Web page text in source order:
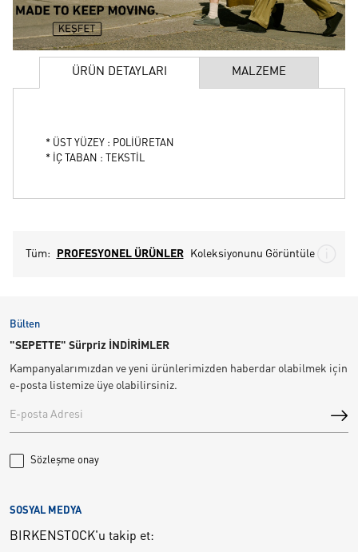
ÜRÜN DETAYLARI MALZEME
* ÜST YÜZEY : POLİÜRETAN
* İÇ TABAN : TEKSTİL
Tüm: PROFESYONEL ÜRÜNLER Koleksiyonunu Görüntüle
Bülten
"SEPETTE" Sürpriz İNDİRİMLER
Kampanyalarımızdan ve yeni ürünlerimizden haberdar olabilmek için
e-posta listemize üye olabilirsiniz.
Sözleşme onay
SOSYAL MEDYA
BIRKENSTOCK'u takip et: